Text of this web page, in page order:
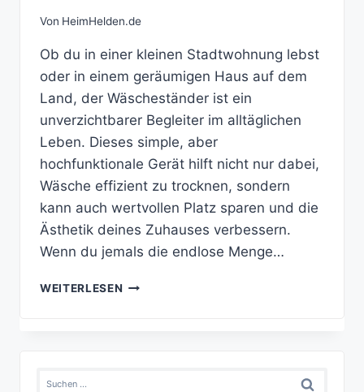
Von HeimHelden.de
Ob du in einer kleinen Stadtwohnung lebst
oder in einem geräumigen Haus auf dem
Land, der Wäscheständer ist ein
unverzichtbarer Begleiter im alltäglichen
Leben. Dieses simple, aber
hochfunktionale Gerät hilft nicht nur dabei,
Wäsche effizient zu trocknen, sondern
kann auch wertvollen Platz sparen und die
Ästhetik deines Zuhauses verbessern.
Wenn du jemals die endlose Menge…
WEITERLESEN WÄSCHESTÄNDER
Suchen